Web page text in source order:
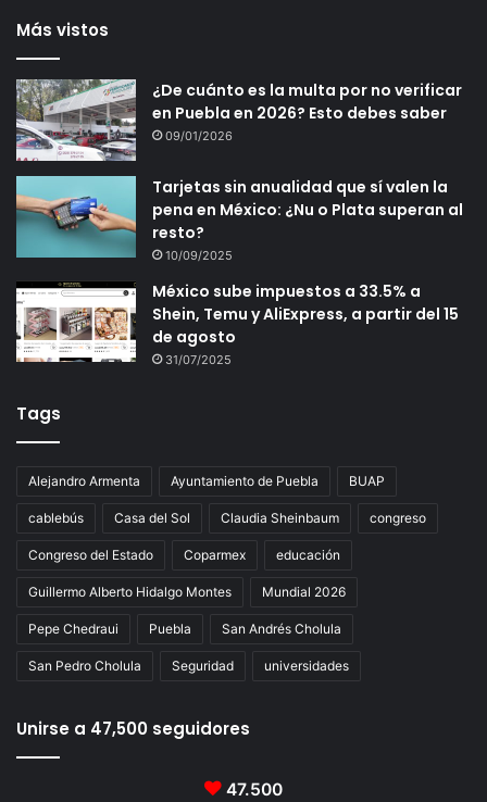
Más vistos
¿De cuánto es la multa por no verificar
en Puebla en 2026? Esto debes saber
09/01/2026
Tarjetas sin anualidad que sí valen la
pena en México: ¿Nu o Plata superan al
resto?
10/09/2025
México sube impuestos a 33.5% a
Shein, Temu y AliExpress, a partir del 15
de agosto
31/07/2025
Tags
Alejandro Armenta Ayuntamiento de Puebla BUAP
cablebús Casa del Sol Claudia Sheinbaum congreso
Congreso del Estado Coparmex educación
Guillermo Alberto Hidalgo Montes Mundial 2026
Pepe Chedraui Puebla San Andrés Cholula
San Pedro Cholula Seguridad universidades
Unirse a 47,500 seguidores
47.500